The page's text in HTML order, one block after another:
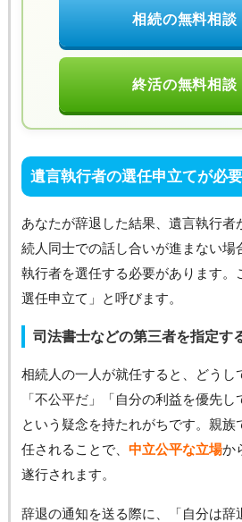
相続の無料相談
終活の無料相談
遺言執行者の選任申立てが必
あなたが辞退した結果、遺言執行者
続人同士での話し合いが進まない場
執行者を選任する必要があります。
選任申立て」と呼びます。
司法書士などの第三者を指定す
相続人の一人が就任すると、どうし
「不公平だ」「自分の利益を優先し
という疑念を持たれがちです。親族
任されることで、 中立公平な立場か
遂行されます。
辞退の通知を送る際に、「自分は辞